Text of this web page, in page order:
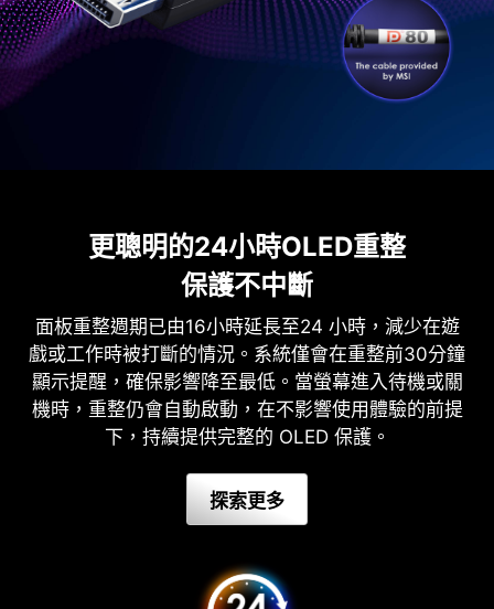
更聰明的24小時OLED重整
保護不中斷
面板重整週期已由16小時延長至24 小時，減少在遊
戲或工作時被打斷的情況。系統僅會在重整前30分鐘
顯示提醒，確保影響降至最低。當螢幕進入待機或關
機時，重整仍會自動啟動，在不影響使用體驗的前提
下，持續提供完整的 OLED 保護。
探索更多